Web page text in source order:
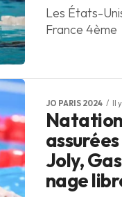
Les États-
France 4ème
JO PARIS 2024 Il
Joly,
nage